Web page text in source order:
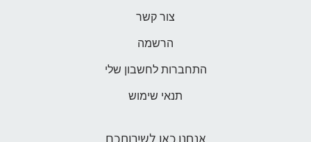
צור קשר
הרשמה
התחברות לחשבון שלי
תנאי שימוש